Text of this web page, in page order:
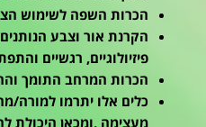
הכרות השפה לשימוש
הקרנת אור וצבע
פיזיולוגיים, רגשיים
הכרות המרחב התומך
כלים אלו יתרמו למורה/
מעצימה ,ומכאן היכולת